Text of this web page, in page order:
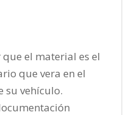
el material es el
que vera en el
su vehículo.